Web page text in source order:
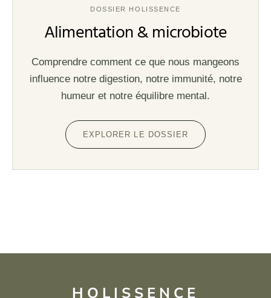
DOSSIER HOLISSENCE
Alimentation & microbiote
Comprendre comment ce que nous mangeons
influence notre digestion, notre immunité, notre
humeur et notre équilibre mental.
EXPLORER LE DOSSIER
HOLISSENCE